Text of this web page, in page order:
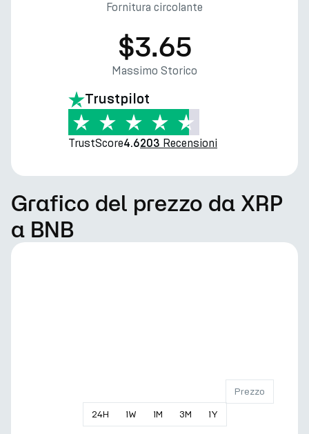
Fornitura circolante
$3.65
Massimo Storico
Trustpilot
TrustScore4.6203 Recensioni
Grafico del prezzo da XRP
a BNB
24H 1W 1M 3M 1Y
Prezzo